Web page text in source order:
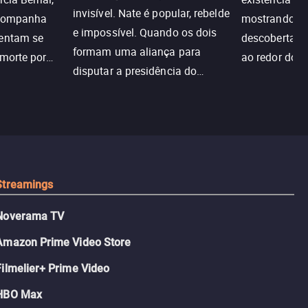
se
por
invisível. Nate é popular, rebelde
e impossível. Quando os dois
formam uma aliança para
disputar a presidência do
mostrando
descoberta
ao redor do
TV
Prime Video Store
Prime Video
Max